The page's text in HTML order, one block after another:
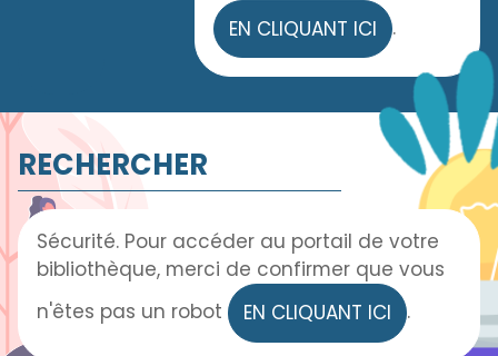
EN CLIQUANT ICI
.
RECHERCHER
Sécurité. Pour accéder au portail de votre
bibliothèque, merci de confirmer que vous
n'êtes pas un robot
EN CLIQUANT ICI .